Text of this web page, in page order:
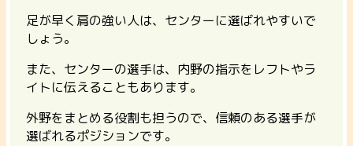
足が早く肩の強い人は、センターに選ばれやすいで
しょう。
また、センターの選手は、内野の指示をレフトやラ
イトに伝えることもあります。
外野をまとめる役割も担うので、信頼のある選手が
選ばれるポジションです。